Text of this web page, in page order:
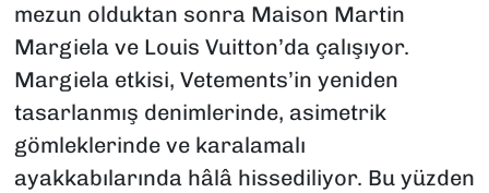
mezun olduktan sonra Maison Martin
Margiela ve Louis Vuitton’da çalışıyor.
Margiela etkisi, Vetements’in yeniden
tasarlanmış denimlerinde, asimetrik
gömleklerinde ve karalamalı
ayakkabılarında hâlâ hissediliyor. Bu yüzden